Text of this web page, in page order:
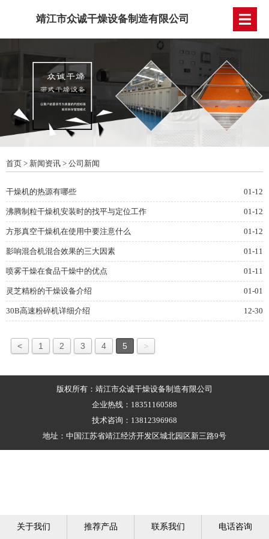
靖江市众诚干燥设备制造有限公司
首页 > 新闻资讯 > 公司新闻
干燥机的热源有哪些 01-12
沸腾制粒干燥机安装时的找平与定位工作 01-12
方形真空干燥机在使用中要注意什么 01-12
影响混合机混合效果的三大因素 01-11
喷雾干燥在食品干燥中的优点 01-11
灵芝精粉的干燥设备介绍 01-01
30B高速粉碎机详细介绍 12-30
< 1 2 3 4 5 >
版权所有：靖江市众诚干燥设备制造有限公司
企业热线：18351160588
技术咨询：13812396968
地址：中国江苏省靖江经济开发区城北园区新三路9号
关于我们 推荐产品 联系我们 电话咨询